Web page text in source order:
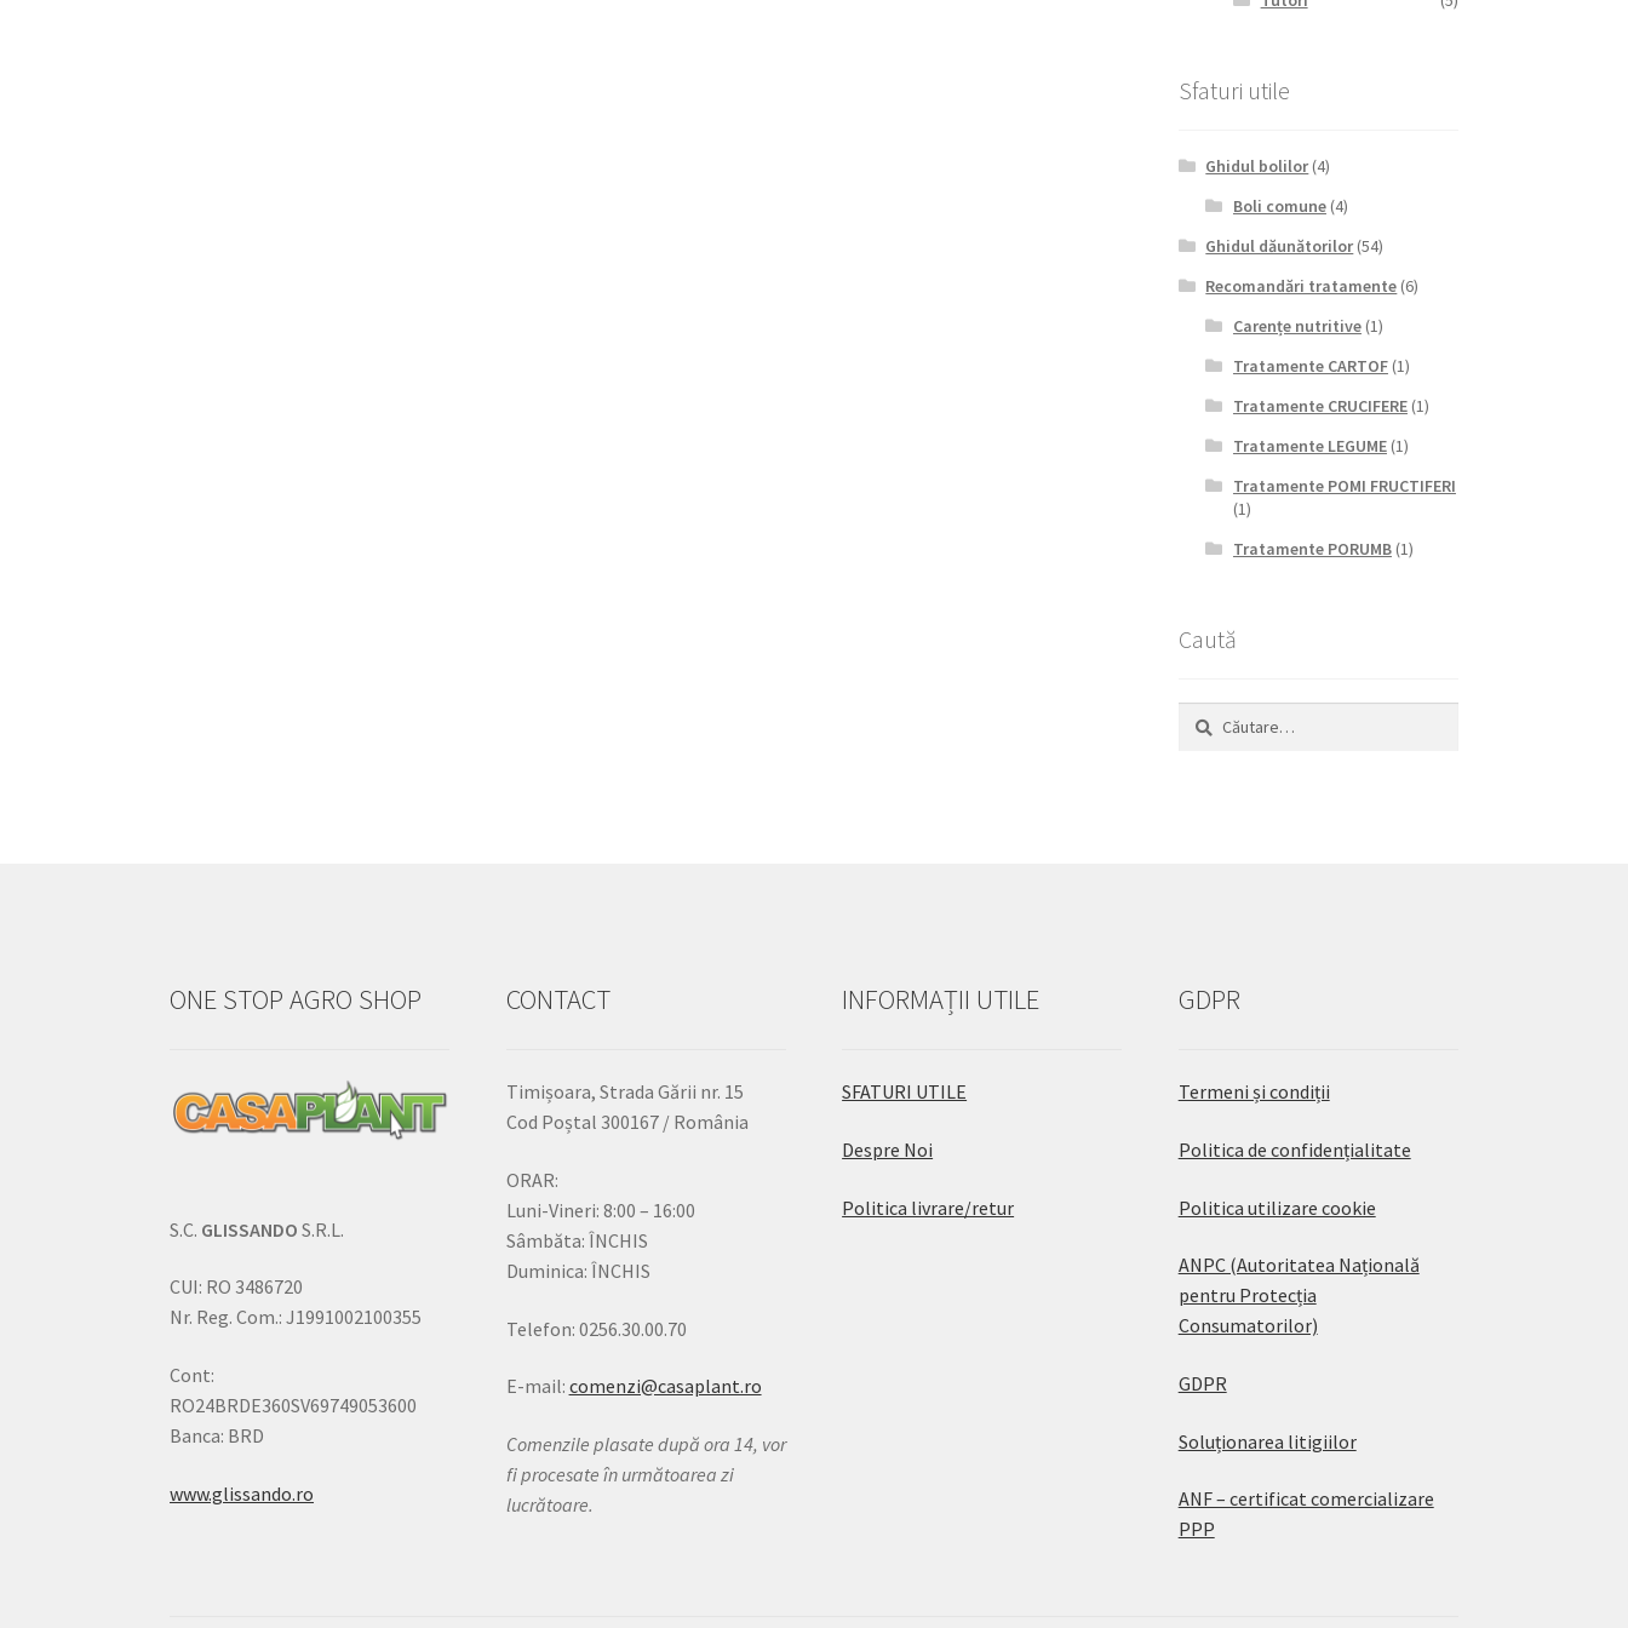
Sfaturi utile
Ghidul bolilor(4)
Boli comune(4)
Ghidul dăunătorilor(54)
Recomandări tratamente (6)
Carențe nutritive(1)
Tratamente CARTOF(1)
Tratamente CRUCIFERE(1)
Tratamente LEGUME(1)
Tratamente POMI FRUCTIFERI
(1)
Tratamente PORUMB(1)
Caută
Caută
ONE STOP AGRO SHOP
S.C. GLISSANDO S.R.L.
CUI: RO 3486720
Nr. Reg. Com.: J1991002100355
Cont:
RO24BRDE360SV69749053600
Banca: BRD
www.glissando.ro
CONTACT
Timișoara, Strada Gării nr. 15
Cod Poștal 300167 / România
ORAR:
Luni-Vineri: 8:00 – 16:00
Sâmbăta: ÎNCHIS
Duminica: ÎNCHIS
Telefon: 0256.30.00.70
E-mail: comenzi@casaplant.ro
Comenzile plasate după ora 14, vor
fi procesate în următoarea zi
lucrătoare.
INFORMAȚII UTILE
SFATURI UTILE
Despre Noi
Politica livrare/retur
GDPR
Termeni și condiții
Politica de confidențialitate
Politica utilizare cookie
ANPC (Autoritatea Națională
pentru Protecția
Consumatorilor)
GDPR
Soluționarea litigiilor
ANF – certificat comercializare
PPP